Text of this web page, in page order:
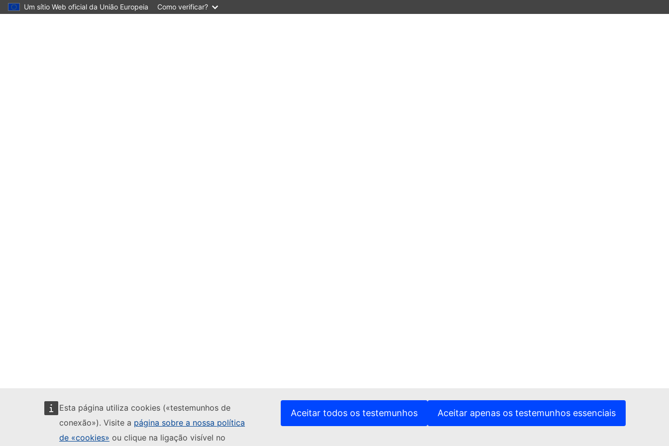
Um sítio Web oficial da União Europeia Como verificar?
Esta página utiliza cookies («testemunhos de
conexão»). Visite a página sobre a nossa política
de «cookies» ou clique na ligação visível no
Aceitar todos os testemunhos Aceitar apenas os testemunhos essenciais